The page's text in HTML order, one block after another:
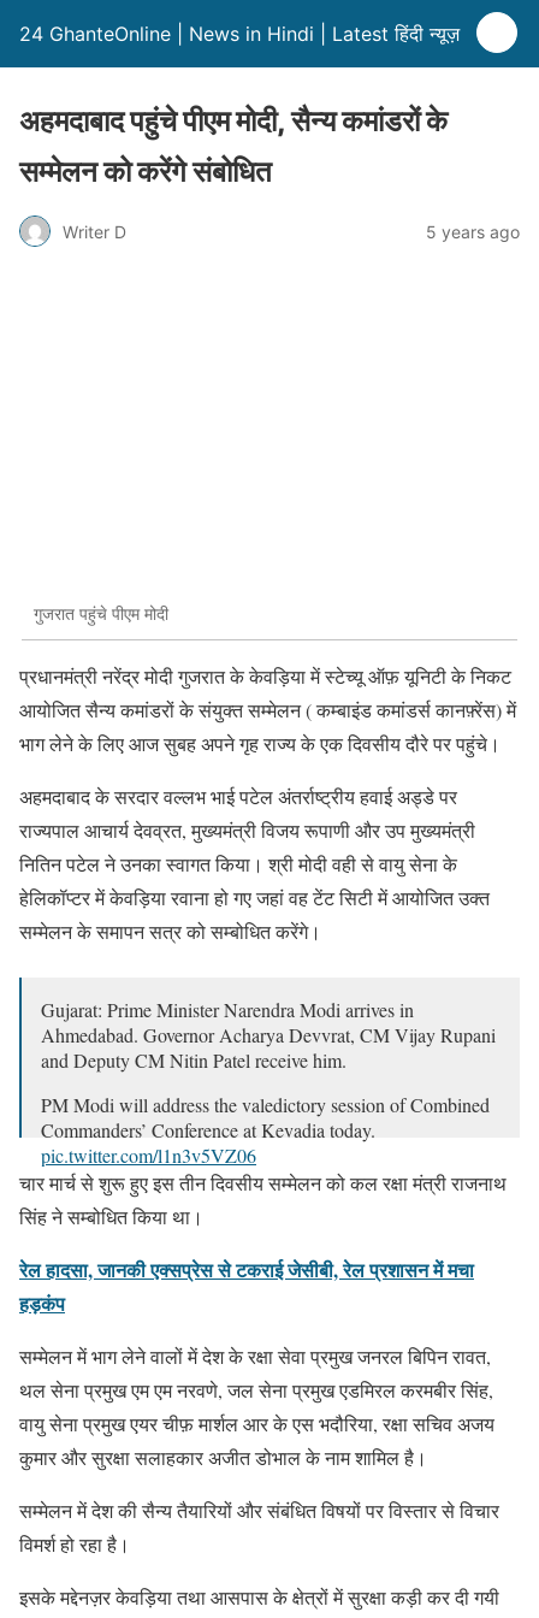
24 GhanteOnline | News in Hindi | Latest हिंदी न्यूज़
अहमदाबाद पहुंचे पीएम मोदी, सैन्य कमांडरों के
सम्मेलन को करेंगे संबोधित
Writer D 5 years ago
गुजरात पहुंचे पीएम मोदी
प्रधानमंत्री नरेंद्र मोदी गुजरात के केवड़िया में स्टेच्यू ऑफ़ यूनिटी के निकट
आयोजित सैन्य कमांडरों के संयुक्त सम्मेलन ( कम्बाइंड कमांडर्स कानफ़्रेंस) में
भाग लेने के लिए आज सुबह अपने गृह राज्य के एक दिवसीय दौरे पर पहुंचे।
अहमदाबाद के सरदार वल्लभ भाई पटेल अंतर्राष्ट्रीय हवाई अड्डे पर
राज्यपाल आचार्य देवव्रत, मुख्यमंत्री विजय रूपाणी और उप मुख्यमंत्री
नितिन पटेल ने उनका स्वागत किया। श्री मोदी वही से वायु सेना के
हेलिकॉप्टर में केवड़िया रवाना हो गए जहां वह टेंट सिटी में आयोजित उक्त
सम्मेलन के समापन सत्र को सम्बोधित करेंगे।
Gujarat: Prime Minister Narendra Modi arrives in
Ahmedabad. Governor Acharya Devvrat, CM Vijay Rupani
and Deputy CM Nitin Patel receive him.
PM Modi will address the valedictory session of Combined
Commanders’ Conference at Kevadia today.
pic.twitter.com/l1n3v5VZ06
— ANI (@ANI) March 6, 2021
चार मार्च से शुरू हुए इस तीन दिवसीय सम्मेलन को कल रक्षा मंत्री राजनाथ
सिंह ने सम्बोधित किया था।
रेल हादसा, जानकी एक्सप्रेस से टकराई जेसीबी, रेल प्रशासन में मचा
हड़कंप
सम्मेलन में भाग लेने वालों में देश के रक्षा सेवा प्रमुख जनरल बिपिन रावत,
थल सेना प्रमुख एम एम नरवणे, जल सेना प्रमुख एडमिरल करमबीर सिंह,
वायु सेना प्रमुख एयर चीफ़ मार्शल आर के एस भदौरिया, रक्षा सचिव अजय
कुमार और सुरक्षा सलाहकार अजीत डोभाल के नाम शामिल है।
सम्मेलन में देश की सैन्य तैयारियों और संबंधित विषयों पर विस्तार से विचार
विमर्श हो रहा है।
इसके मद्देनज़र केवड़िया तथा आसपास के क्षेत्रों में सुरक्षा कड़ी कर दी गयी